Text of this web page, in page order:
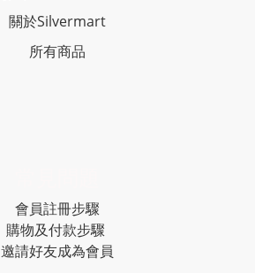
關於Silvermart
所有商品
會員註冊步驟
購物及付款步驟
邀請好友成為會員